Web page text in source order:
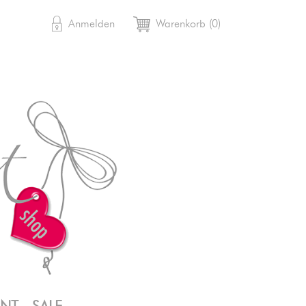
 Anmelden shopping_cart Warenkorb (0)